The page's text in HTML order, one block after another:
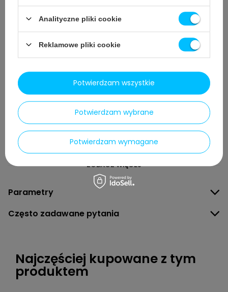
Działa.
2026-01-20
Roman, Gilowice
Czy opinia była pomocna?
0 Nie
5/5 Opinia potwierdzona zakupem
Rewelacyjny, wlefekt działania widoczny niemal od razu.
2025-01-13
TOMASZ, Buczkowice
Czy opinia była pomocna?
Nie
ZOBACZ WIĘCEJ
Parametry
Często zadawane pytania
Najczęściej kupowane z tym
produktem
Analityczne pliki cookie
Reklamowe pliki cookie
Potwierdzam wybrane
Potwierdzam wymagane
Potwierdzam wszystkie